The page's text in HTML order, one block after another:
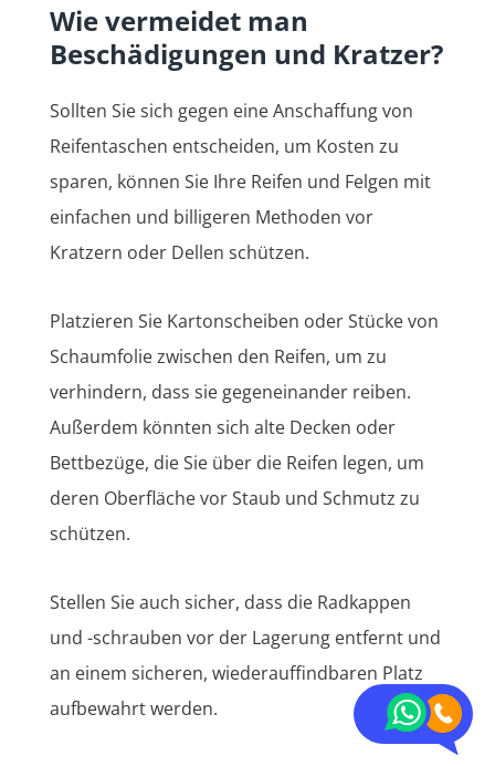
Wie vermeidet man
Beschädigungen und Kratzer?
Sollten Sie sich gegen eine Anschaffung von
Reifentaschen entscheiden, um Kosten zu
sparen, können Sie Ihre Reifen und Felgen mit
einfachen und billigeren Methoden vor
Kratzern oder Dellen schützen.
Platzieren Sie Kartonscheiben oder Stücke von
Schaumfolie zwischen den Reifen, um zu
verhindern, dass sie gegeneinander reiben.
Außerdem könnten sich alte Decken oder
Bettbezüge, die Sie über die Reifen legen, um
deren Oberfläche vor Staub und Schmutz zu
schützen.
Stellen Sie auch sicher, dass die Radkappen
und -schrauben vor der Lagerung entfernt und
an einem sicheren, wiederauffindbaren Platz
aufbewahrt werden.